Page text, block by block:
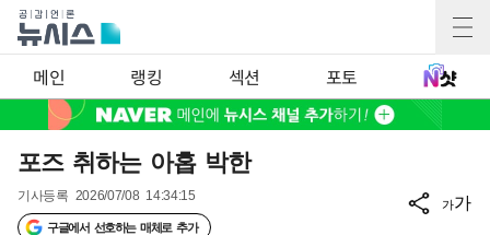
메인 랭킹 섹션 포토
포즈 취하는 아홉 박한
기사등록 2026/07/08 14:34:15
구글에서 선호하는 매체로 추가
가가